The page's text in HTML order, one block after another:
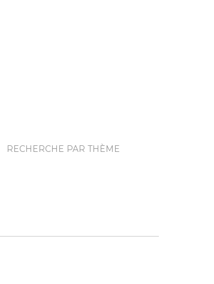
RECHERCHE PAR THÈME